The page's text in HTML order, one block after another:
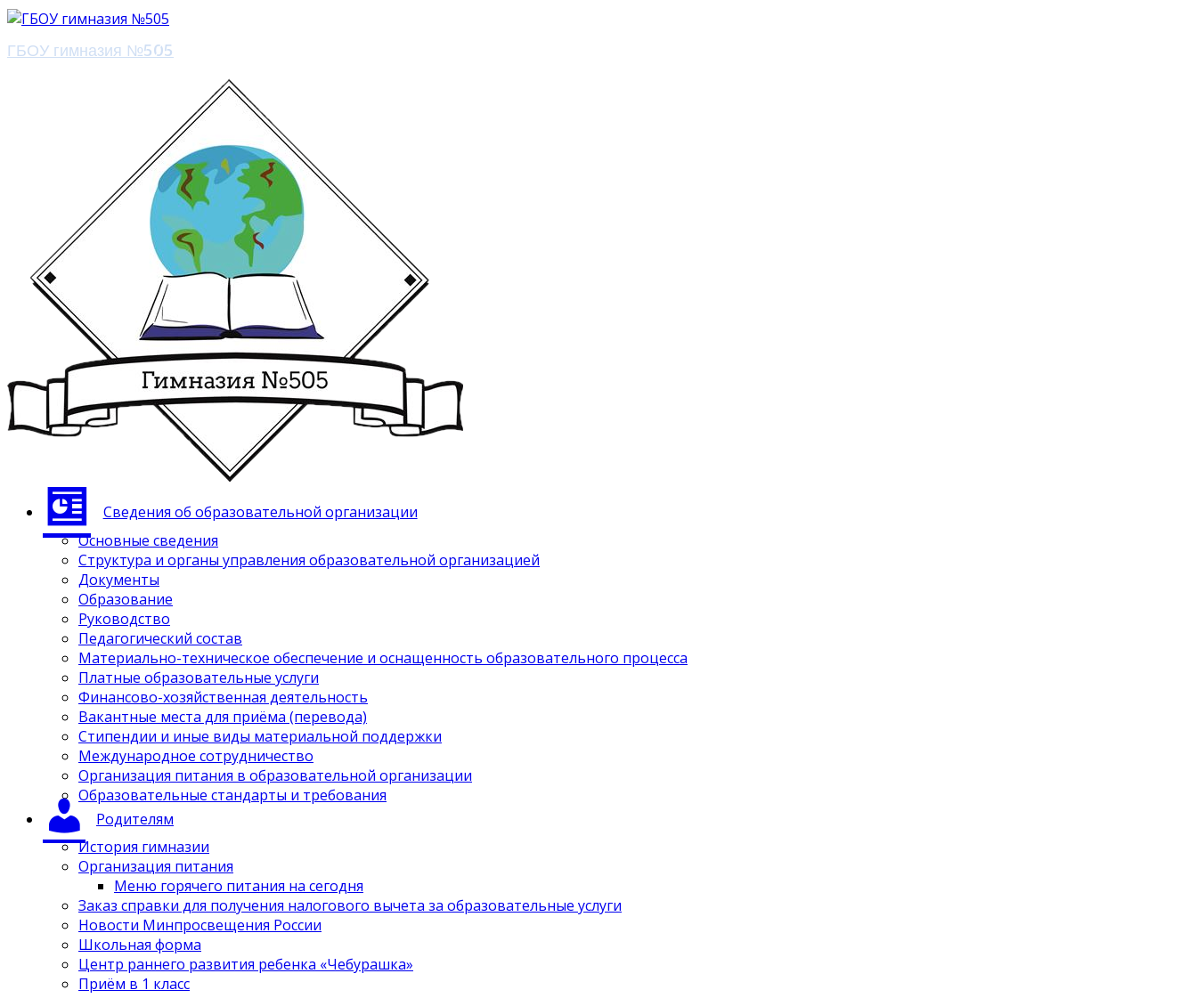
ГБОУ гимназия №505
Сведения об образовательной организации
Основные сведения
Структура и органы управления образовательной организацией
Документы
Образование
Руководство
Педагогический состав
Материально-техническое обеспечение и оснащенность образовательного процесса
Платные образовательные услуги
Финансово-хозяйственная деятельность
Вакантные места для приёма (перевода)
Стипендии и иные виды материальной поддержки
Международное сотрудничество
Организация питания в образовательной организации
Образовательные стандарты и требования
Родителям
История гимназии
Организация питания
Меню горячего питания на сегодня
Заказ справки для получения налогового вычета за образовательные услуги
Новости Минпросвещения России
Школьная форма
Центр раннего развития ребенка «Чебурашка»
Приём в 1 класс